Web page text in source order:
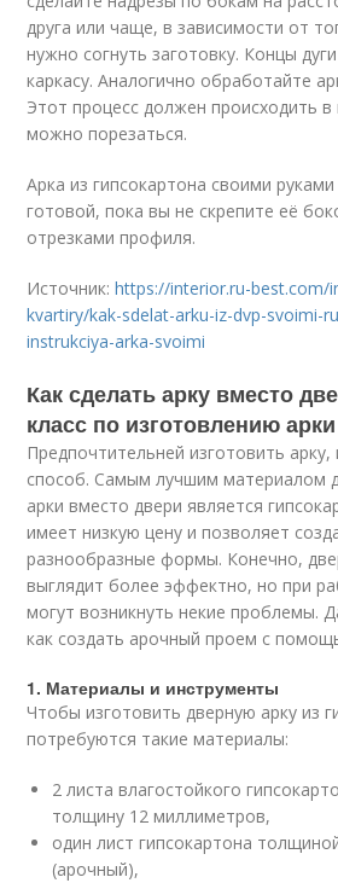
друга или чаще, в зависимости от
нужно согнуть заготовку. Концы
каркасу. Аналогично обработайте
Этот процесс должен происходить в
можно порезаться.
Арка из гипсокартона своими
готовой, пока вы не скрепите её
отрезками профиля.
Источник:https://interior.ru-best.com/
kvartiry/kak-sdelat-arku-iz-dvp-svoimi-
instrukciya-arka-svoimi
Как сделать арку вместо
класс по изготовлению арки
Предпочтительней изготовить арку,
способ. Самым лучшим материалом
арки вместо двери является
имеет низкую цену и позволяет
разнообразные формы. Конечно,
выглядит более эффектно, но при
могут возникнуть некие проблемы.
как создать арочный проем с
1. Материалы и инструменты
Чтобы изготовить дверную арку из
потребуются такие материалы:
2 листа влагостойкого
толщину 12 миллиметров,
один лист гипсокартона
(арочный),